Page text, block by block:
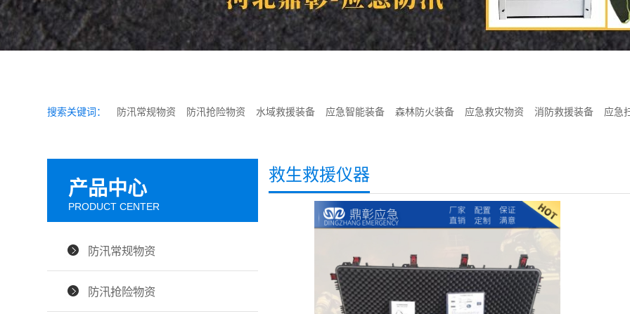
搜索关键词： 防汛常规物资 防汛抢险物资 水域救援装备 应急智能装备 森林防火装备 应急救灾物资 消防救援装备 应急
产品中心
PRODUCT CENTER
防汛常规物资
防汛抢险物资
救生救援仪器